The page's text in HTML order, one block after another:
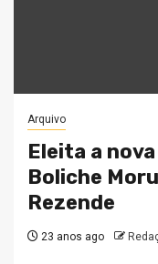
Arquivo
Eleita a
Boliche
Rezende
23 anos ago